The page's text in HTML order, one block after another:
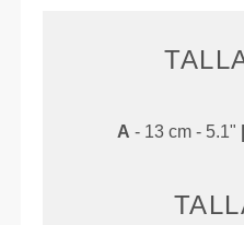
A - 13 cm - 5.1"